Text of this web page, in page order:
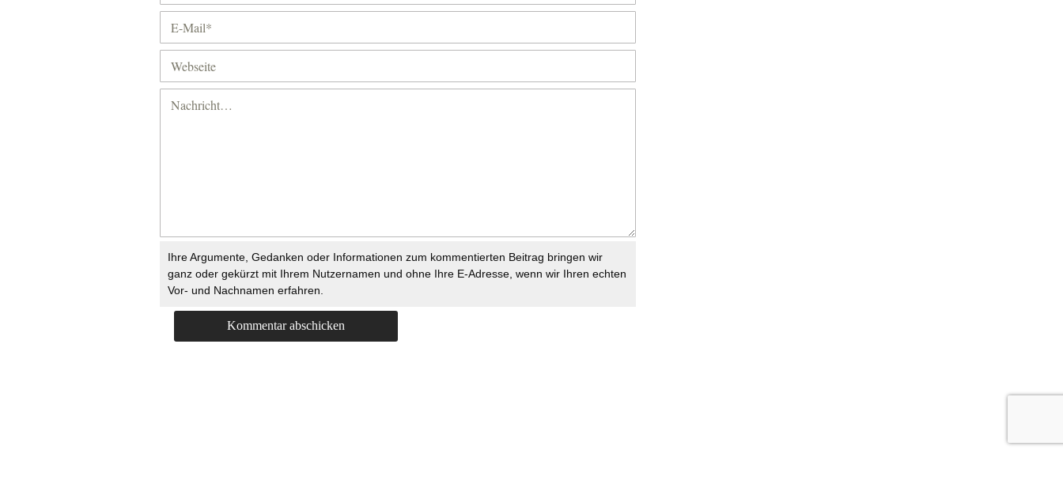
Ihre Argumente, Gedanken oder Informationen zum kommentierten Beitrag bringen wir
ganz oder gekürzt mit Ihrem Nutzernamen und ohne Ihre E-Adresse, wenn wir Ihren echten
Vor- und Nachnamen erfahren.